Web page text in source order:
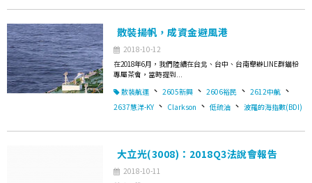
散裝揚帆，成資金避風港
2018-10-12
在2018年6月，我們陸續在台北、台中、台南舉辦LINE群錨粉
專屬茶會，當時提到...
散裝航運 、 2605新興 、 2606裕民 、 2612中航 、
2637慧洋-KY 、 Clarkson 、 低硫油 、 波羅的海指數(BDI)
大立光(3008)：2018Q3法說會報告
2018-10-11